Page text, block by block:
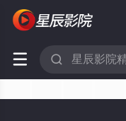
 